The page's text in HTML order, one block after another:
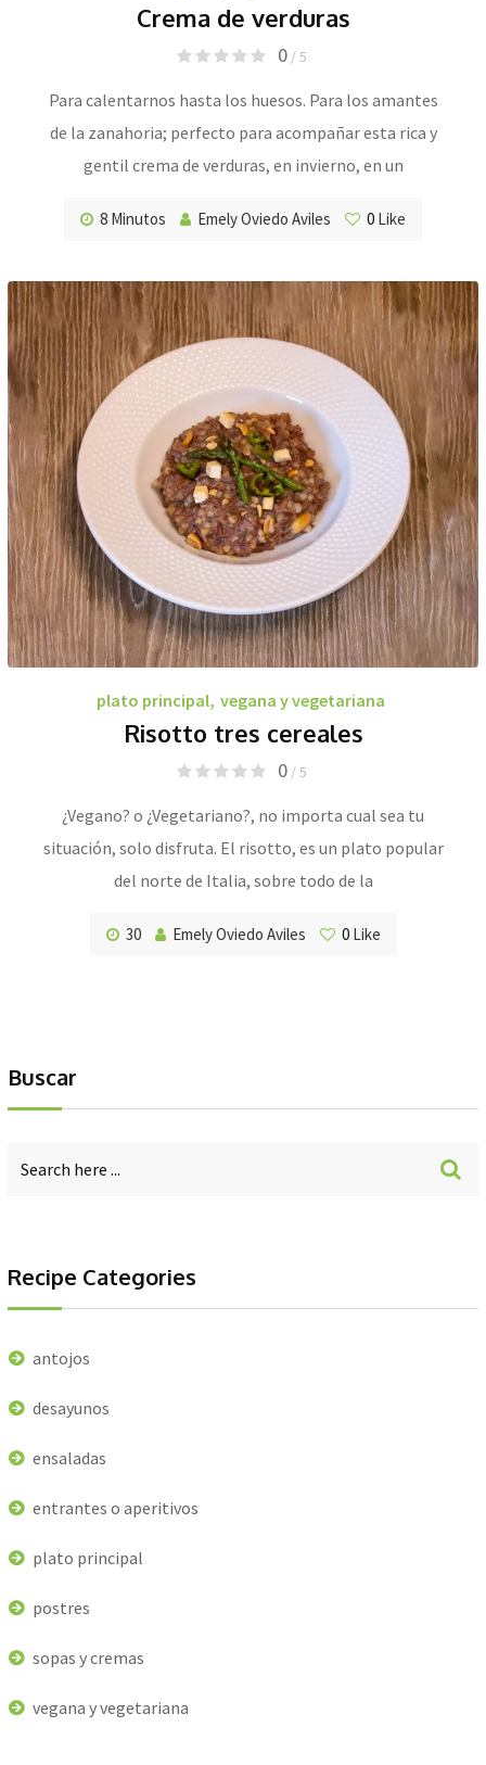
Crema de verduras
0/ 5
Para calentarnos hasta los huesos. Para los amantes
de la zanahoria; perfecto para acompañar esta rica y
gentil crema de verduras, en invierno, en un
8 Minutos Emely Oviedo Aviles 0 Like
plato principal, vegana y vegetariana
Risotto tres cereales
0/ 5
¿Vegano? o ¿Vegetariano?, no importa cual sea tu
situación, solo disfruta. El risotto, es un plato popular
del norte de Italia, sobre todo de la
30 Emely Oviedo Aviles 0Like
Buscar
Recipe Categories
antojos
desayunos
ensaladas
entrantes o aperitivos
plato principal
postres
sopas y cremas
vegana y vegetariana